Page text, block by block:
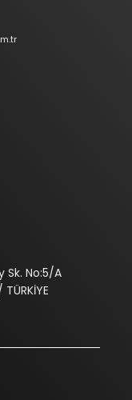
Sk. No:5/A